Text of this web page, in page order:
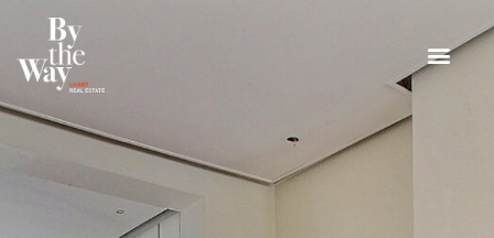
Panneau de gestion des cookies